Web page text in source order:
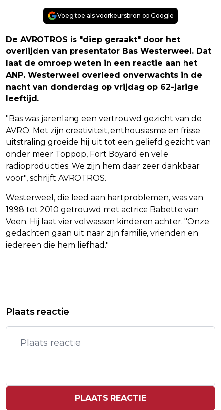
Voeg toe als voorkeursbron op Google
De AVROTROS is "diep geraakt" door het
overlijden van presentator Bas Westerweel. Dat
laat de omroep weten in een reactie aan het
ANP. Westerweel overleed onverwachts in de
nacht van donderdag op vrijdag op 62-jarige
leeftijd.
"Bas was jarenlang een vertrouwd gezicht van de
AVRO. Met zijn creativiteit, enthousiasme en frisse
uitstraling groeide hij uit tot een geliefd gezicht van
onder meer Toppop, Fort Boyard en vele
radioproducties. We zijn hem daar zeer dankbaar
voor", schrijft AVROTROS.
Westerweel, die leed aan hartproblemen, was van
1998 tot 2010 getrouwd met actrice Babette van
Veen. Hij laat vier volwassen kinderen achter. "Onze
gedachten gaan uit naar zijn familie, vrienden en
iedereen die hem liefhad."
DOOD SOLDAAT TIJDENS
HONDERDEN BIJ PROTESTMARS
TEGEN SONGFESTIVALDEELNAME
ISRAËL
Plaats reactie
PLAATS REACTIE